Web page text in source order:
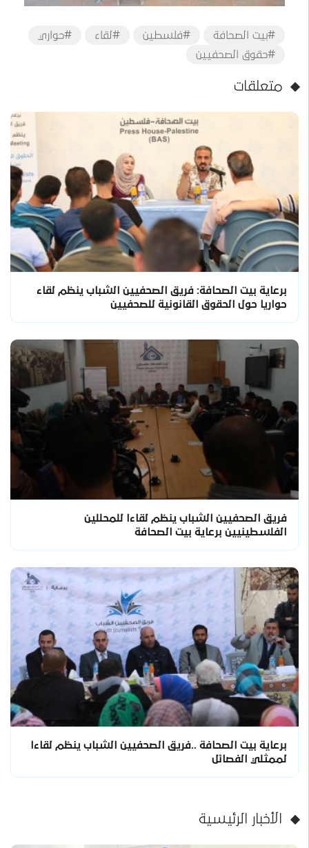
#بيت الصحافة #فلسطين #لقاء
#حواري
#حقوق الصحفيين
متعلقات
برعاية بيت الصحافة: فريق الصحفيين الشباب ينظم لقاء
حواريا حول الحقوق القانونية للصحفيين
فريق الصحفيين الشباب ينظم لقاءا للمحللين
الفلسطينيين برعاية بيت الصحافة
برعاية بيت الصحافة ..فريق الصحفيين الشباب ينظم لقاءا
لممثلي الفصائل
الأخبار الرئيسية